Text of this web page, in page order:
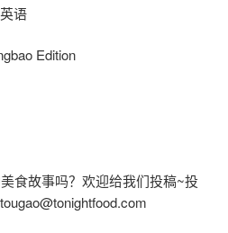
语
Edition
食故事吗？欢迎给我们投稿~投